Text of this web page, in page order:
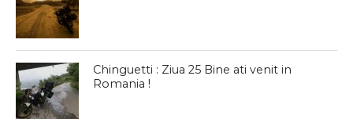
Chinguetti : Ziua 25 Bine ati venit in
Romania !